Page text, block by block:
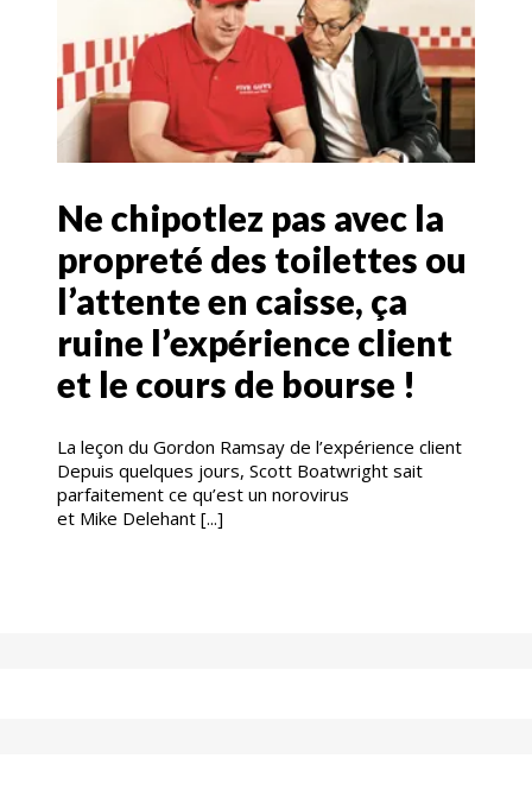
Ne chipotlez pas avec la
propreté des toilettes ou
l’attente en caisse, ça
ruine l’expérience client
et le cours de bourse !
La leçon du Gordon Ramsay de l’expérience client
Depuis quelques jours, Scott Boatwright sait
parfaitement ce qu’est un norovirus
et Mike Delehant [...]